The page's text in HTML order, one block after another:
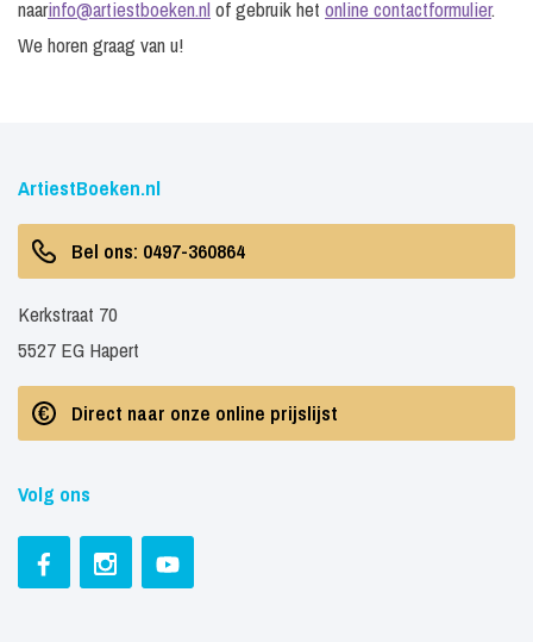
naarinfo@artiestboeken.nlof gebruik het online contactformulier.
We horen graag van u!
ArtiestBoeken.nl
Bel ons: 0497-360864
Kerkstraat 70
5527 EG Hapert
Direct naar onze online prijslijst
Volg ons